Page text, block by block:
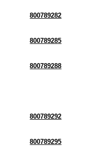
800789282
800789285
800789288
800789292
800789295